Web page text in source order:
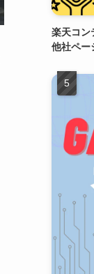
楽天コン
他社ペー